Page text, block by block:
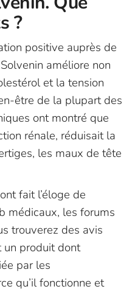
?
positive auprès de
améliore non
et la tension
être de la plupart des
ont montré que
rénale, réduisait la
les maux de tête
fait l’éloge de
médicaux, les forums
trouverez des avis
un produit dont
par les
qu’il fonctionne et